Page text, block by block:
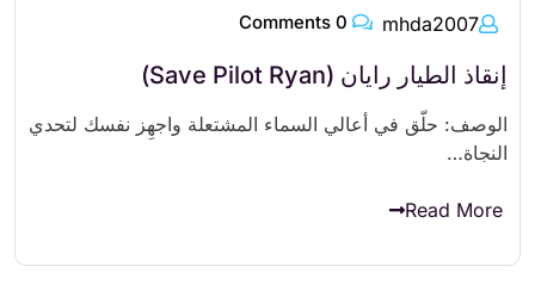
mhda2007
إنقاذ الطيار رايان (Save Pilot Ryan)
الوصف: حلّق في أعالي السماء المشتعلة واجهِز نفسك لتحدي
النجاة…
Read More